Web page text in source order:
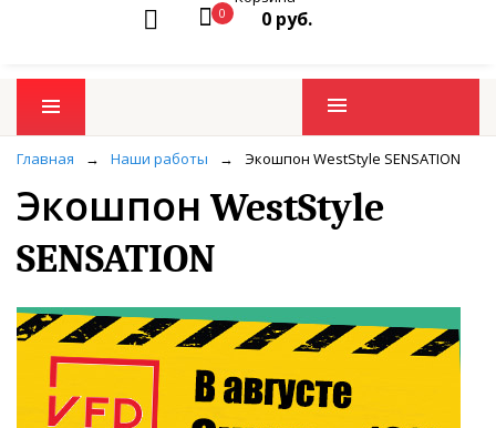
0 0 руб.
Промо товары
Главная → Наши работы → Экошпон WestStyle SENSATION
Экошпон WestStyle
SENSATION